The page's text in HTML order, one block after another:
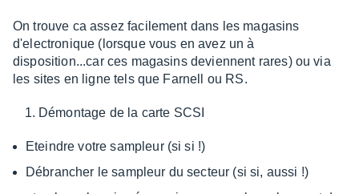
On trouve ca assez facilement dans les magasins
d'electronique (lorsque vous en avez un à
disposition...car ces magasins deviennent rares) ou via
les sites en ligne tels que Farnell ou RS.
Démontage de la carte SCSI
Eteindre votre sampleur (si si !)
Débrancher le sampleur du secteur (si si, aussi !)